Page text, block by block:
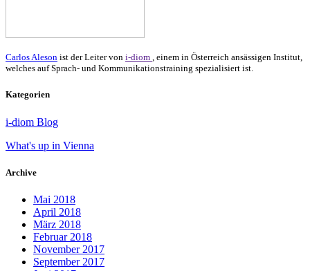
Carlos Aleson ist der Leiter von i-diom , einem in Österreich ansässigen Institut,
welches auf Sprach- und Kommunikationstraining spezialisiert ist.
Kategorien
i-diom Blog
What's up in Vienna
Archive
Mai 2018
April 2018
März 2018
Februar 2018
November 2017
September 2017